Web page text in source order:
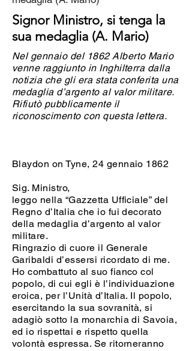
Signor Ministro, si tenga la
sua medaglia (A. Mario)
Nel gennaio del 1862 Alberto Mario
venne raggiunto in Inghilterra dalla
notizia che gli era stata conferita una
medaglia d’argento al valor militare.
Rifiutò pubblicamente il
riconoscimento con questa lettera.
Blaydon on Tyne, 24 gennaio 1862
Sig. Ministro,
leggo nella “Gazzetta Ufficiale” del
Regno d’Italia che io fui decorato
della medaglia d’argento al valor
militare.
Ringrazio di cuore il Generale
Garibaldi d’essersi ricordato di me.
Ho combattuto al suo fianco col
popolo, di cui egli è l’individuazione
eroica, per l’Unità d’Italia. Il popolo,
esercitando la sua sovranità, si
adagiò sotto la monarchia di Savoia,
ed io rispettai e rispetto quella
volontà espressa. Se ritorneranno